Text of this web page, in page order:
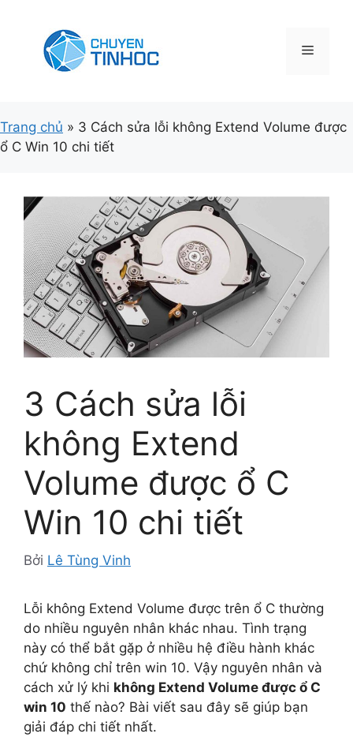
Menu
Trang chủ » 3 Cách sửa lỗi không Extend Volume được
ổ C Win 10 chi tiết
3 Cách sửa lỗi
không Extend
Volume được ổ C
Win 10 chi tiết
Bởi Lê Tùng Vinh
Lỗi không Extend Volume được trên ổ C thường
do nhiều nguyên nhân khác nhau. Tình trạng
này có thể bắt gặp ở nhiều hệ điều hành khác
chứ không chỉ trên win 10. Vậy nguyên nhân và
cách xử lý khi không Extend Volume được ổ C
win 10 thế nào? Bài viết sau đây sẽ giúp bạn
giải đáp chi tiết nhất.